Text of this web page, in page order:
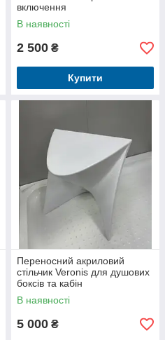
включення
В наявності
2 500 ₴
Купити
Переносний акриловий
стільчик Veronis для душових
боксів та кабін
В наявності
5 000 ₴